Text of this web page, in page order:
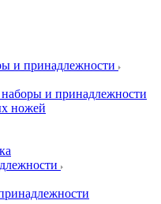
и принадлежности
и принадлежности
ножей